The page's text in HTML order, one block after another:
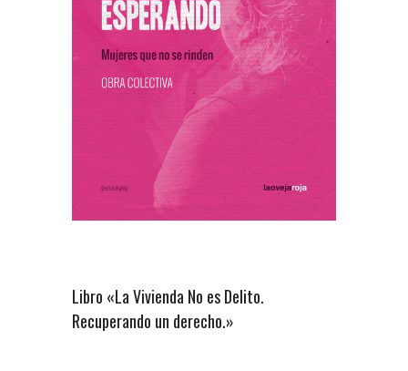
Libro «La Vivienda No es Delito.
Recuperando un derecho.»